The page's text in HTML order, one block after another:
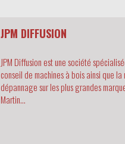
JPM DIFFUSION
JPM Diffusion est une société
conseil de machines à bois ainsi que
dépannage sur les plus grandes
Martin...